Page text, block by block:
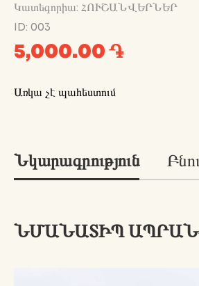
Կատեգորիա: ՀՈՒՇԱՆՎԵՐՆԵՐ
ID: 003
5,000.00 ֏
Առկա չէ պահեստում
Նկարագրություն
ՆՄԱՆԱՏԻՊ